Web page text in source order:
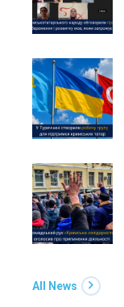
All News